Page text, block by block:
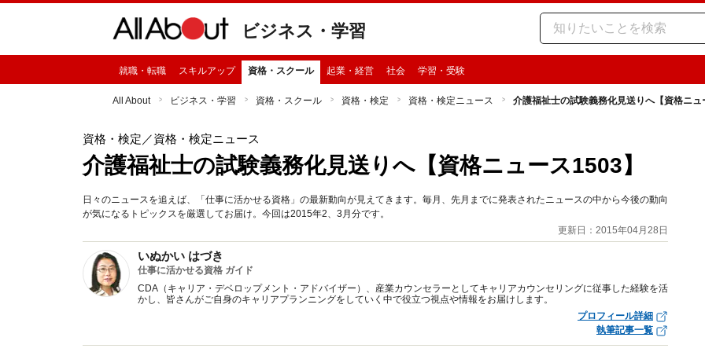
ビジネス・学習
就職・転職 スキルアップ 資格・スクール 起業・経営 社会 学習・受験
All About ビジネス・学習 資格・スクール 資格・検定 資格・検定ニュース 介護福祉士の試験義務化見送りへ【資格ニュ
資格・検定 ／資格・検定ニュース
介護福祉士の試験義務化見送りへ【資格ニュース1503】
日々のニュースを追えば、「仕事に活かせる資格」の最新動向が見えてきます。毎月、先月までに発表されたニュースの中から今後の動向
が気になるトピックスを厳選してお届け。今回は2015年2、3月分です。
更新日：2015年04月28日
いぬかい はづき
仕事に活かせる資格 ガイド
CDA（キャリア・デベロップメント・アドバイザー）、産業カウンセラーとしてキャリアカウンセリングに従事した経験を活
かし、皆さんがご自身のキャリアプランニングをしていく中で役立つ視点や情報をお届けします。
プロフィール詳細
執筆記事一覧